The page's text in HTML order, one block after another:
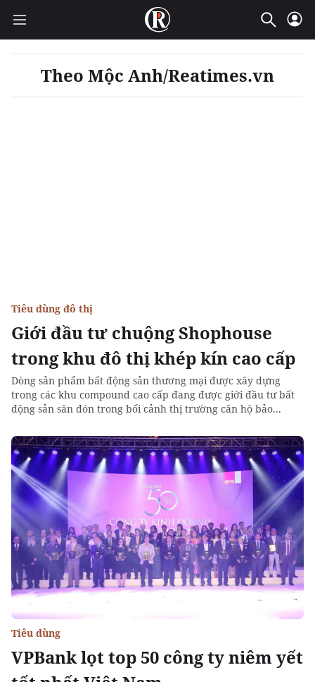
Theo Mộc Anh/Reatimes.vn
Giới đầu tư chuộng Shophouse
trong khu đô thị khép kín cao cấp
Tiêu dùng đô thị
Dòng sản phẩm bất động sản thương mại được xây dựng
trong các khu compound cao cấp đang được giới đầu tư bất
động sản săn đón trong bối cảnh thị trường căn hộ bảo...
VPBank lọt top 50 công ty niêm yết
Tiêu dùng